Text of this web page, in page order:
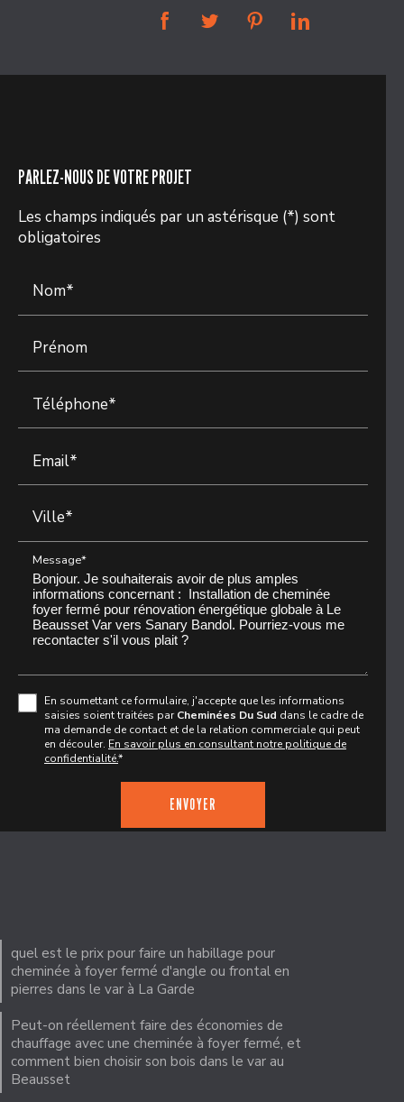
PARLEZ-NOUS DE VOTRE PROJET
Les champs indiqués par un astérisque (*) sont
obligatoires
Nom*
Prénom
Téléphone*
Email*
Ville*
Message*
En soumettant ce formulaire, j'accepte que les informations
saisies soient traitées parCheminées Du Sud dans le cadre de
ma demande de contact et de la relation commerciale qui peut
en découler. En savoir plus en consultant notre politique de
confidentialité.*
quel est le prix pour faire un habillage pour
cheminée à foyer fermé d'angle ou frontal en
pierres dans le var à La Garde
Peut-on réellement faire des économies de
chauffage avec une cheminée à foyer fermé, et
comment bien choisir son bois dans le var au
Beausset